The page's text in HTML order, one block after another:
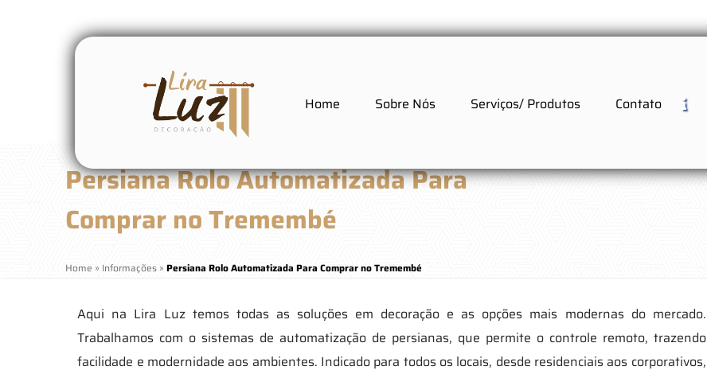
Home Sobre Nós Serviços/ Produtos Contato
Persiana Rolo Automatizada Para
Comprar no Tremembé
Home » Informações »Persiana Rolo Automatizada Para Comprar no Tremembé
Aqui na Lira Luz temos todas as soluções em decoração e as opções mais modernas do mercado.
Trabalhamos com o sistemas de automatização de persianas, que permite o controle remoto, trazendo
facilidade e modernidade aos ambientes. Indicado para todos os locais, desde residenciais aos corporativos,